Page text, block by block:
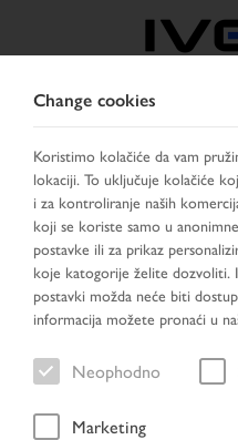
IZABERITE ZEMLJU
Toggle
navigation
MENU
Change cookies
Koristimo kolačiće da vam
lokaciji. To uključuje kolačiće
i za kontroliranje naših
koji se koriste samo u
postavke ili za prikaz
koje katogorije želite dozvoliti.
postavki možda neće biti
informacija možete pronaći u
Neophodno
Marketing